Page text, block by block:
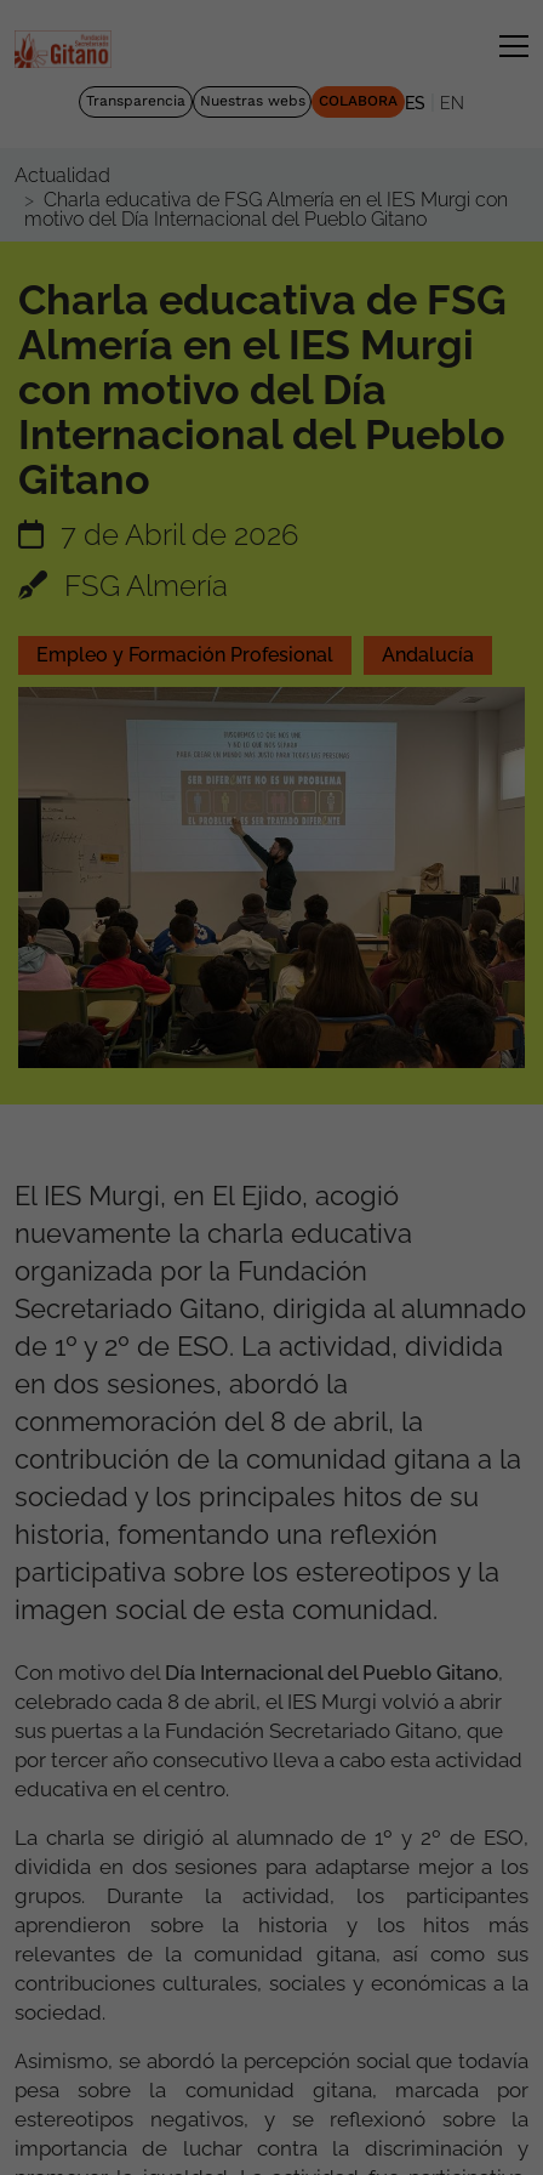
Transparencia Nuestras webs COLABORA ES EN
Actualidad
Charla educativa de FSG Almería en el IES Murgi con
motivo del Día Internacional del Pueblo Gitano
Charla educativa de FSG
Almería en el IES Murgi
con motivo del Día
Internacional del Pueblo
Gitano
7 de Abril de 2026
FSG Almería
Empleo y Formación Profesional Andalucía
El IES Murgi, en El Ejido, acogió
nuevamente la charla educativa
organizada por la Fundación
Secretariado Gitano, dirigida al alumnado
de 1º y 2º de ESO. La actividad, dividida
en dos sesiones, abordó la
conmemoración del 8 de abril, la
contribución de la comunidad gitana a la
sociedad y los principales hitos de su
historia, fomentando una reflexión
participativa sobre los estereotipos y la
imagen social de esta comunidad.
Con motivo del Día Internacional del Pueblo Gitano,
celebrado cada 8 de abril, el IES Murgi volvió a abrir
sus puertas a la Fundación Secretariado Gitano, que
por tercer año consecutivo lleva a cabo esta actividad
educativa en el centro.
La charla se dirigió al alumnado de 1º y 2º de ESO,
dividida en dos sesiones para adaptarse mejor a los
grupos. Durante la actividad, los participantes
aprendieron sobre la historia y los hitos más
relevantes de la comunidad gitana, así como sus
contribuciones culturales, sociales y económicas a la
sociedad.
Asimismo, se abordó la percepción social que todavía
pesa sobre la comunidad gitana, marcada por
estereotipos negativos, y se reflexionó sobre la
importancia de luchar contra la discriminación y